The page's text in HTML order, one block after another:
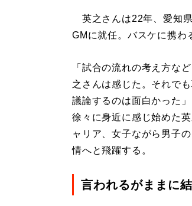
英之さんは22年、愛知
GMに就任。バスケに携わ
「試合の流れの考え方な
之さんは感じた。それで
議論するのは面白かった
徐々に身近に感じ始めた
ャリア、女子ながら男子
情へと飛躍する。
言われるがままに